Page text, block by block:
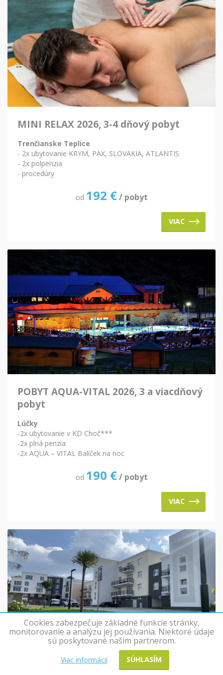
MINI RELAX 2026, 3-4 dňový pobyt
Trenčianske Teplice
- 2x ubytovanie KRYM, PAX, SLOVAKIA, ATLANTIS
- 2x polpenzia
- procedúry
od 192 € / pobyt
VIAC
POBYT AQUA-VITAL 2026, 3 a viacdňový
pobyt
Lúčky
-2x ubytovanie v KD Choč***
-2x plná penzia
-2x AQUA – VITAL Balíček na noc
od 190 € / pobyt
VIAC
Pobyt SPA&AQUAPARK 2024, 3 a
Cookies zabezpečuje základné funkcie stránky,
monitorovanie a analýzu jej používania. Niektoré údaje
sú poskytované našim partnerom.
Viac informácií SÚHLASÍM